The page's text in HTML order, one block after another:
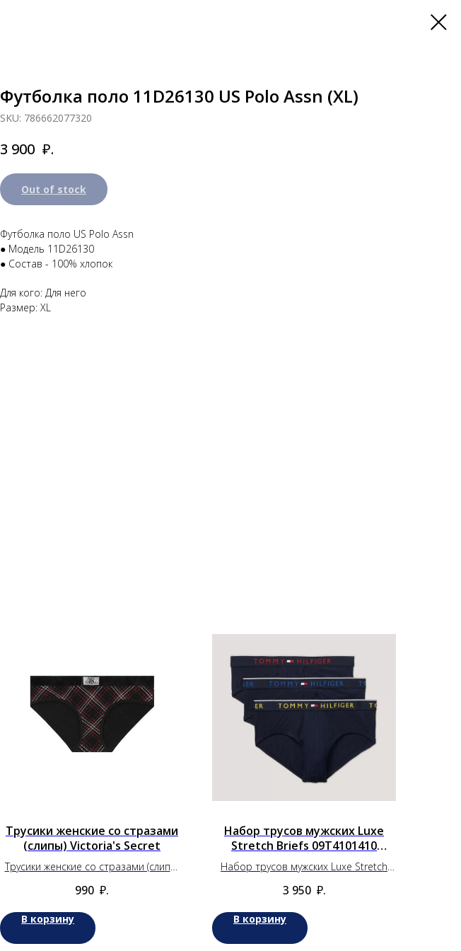
Футболка поло 11D26130 US Polo Assn (XL)
SKU: 786662077320
3 900 ₽.
Out of stock
Футболка поло US Polo Assn
● Модель 11D26130
● Состав - 100% хлопок
Для кого: Для него
Размер: XL
Трусики женские со стразами
(слипы) Victoria's Secret
Трусики женские со стразами (слипы)
990 ₽.
В корзину
Набор трусов мужских Luxe
Stretch Briefs 09T4101410
Tommy Hilfiger 3 шт (M)
Набор трусов мужских Luxe Stretch
(M)
3 950 ₽.
В корзину